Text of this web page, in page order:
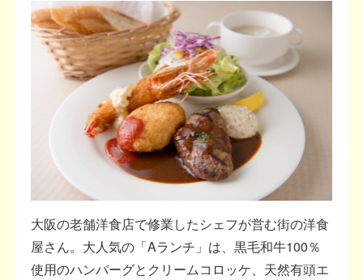
大阪の老舗洋食店で修業したシェフが営む街の洋食
屋さん。大人気の「Aランチ」は、黒毛和牛100％
使用のハンバーグとクリームコロッケ、天然有頭エ